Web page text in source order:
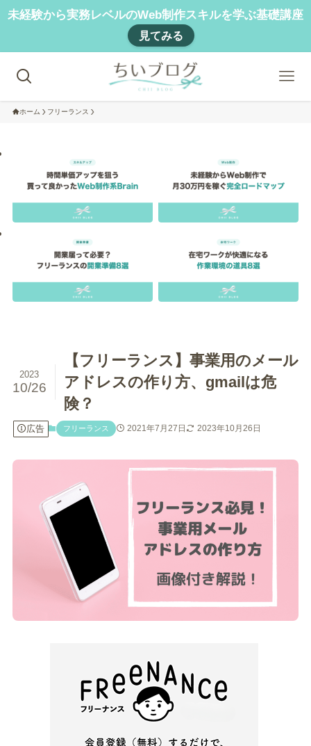
未経験から実務レベルのWeb制作スキルを学ぶ基礎講座
見てみる
ホーム フリーランス
【フリーランス】事業用のメール
アドレスの作り方、gmailは危
険？
2023
10/26
広告 フリーランス 2021年7月27日 2023年10月26日